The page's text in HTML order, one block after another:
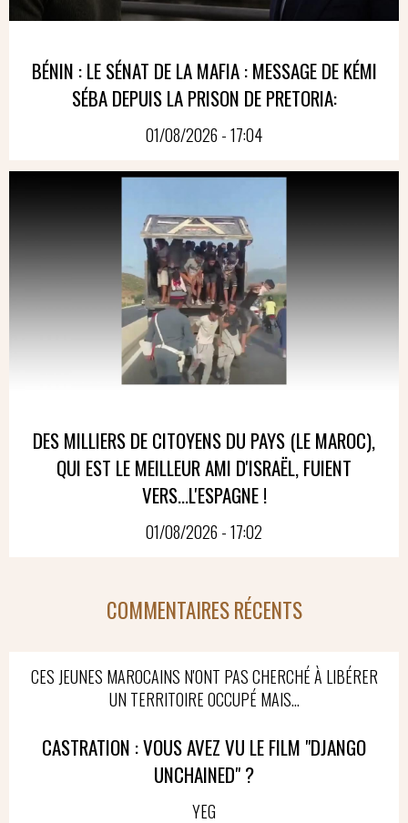
BÉNIN : LE SÉNAT DE LA MAFIA : MESSAGE DE KÉMI
SÉBA DEPUIS LA PRISON DE PRETORIA:
01/08/2026 - 17:04
DES MILLIERS DE CITOYENS DU PAYS (LE MAROC),
QUI EST LE MEILLEUR AMI D'ISRAËL, FUIENT
VERS...L'ESPAGNE !
01/08/2026 - 17:02
COMMENTAIRES RÉCENTS
CES JEUNES MAROCAINS N'ONT PAS CHERCHÉ À LIBÉRER
UN TERRITOIRE OCCUPÉ MAIS...
CASTRATION : VOUS AVEZ VU LE FILM "DJANGO
UNCHAINED" ?
YEG